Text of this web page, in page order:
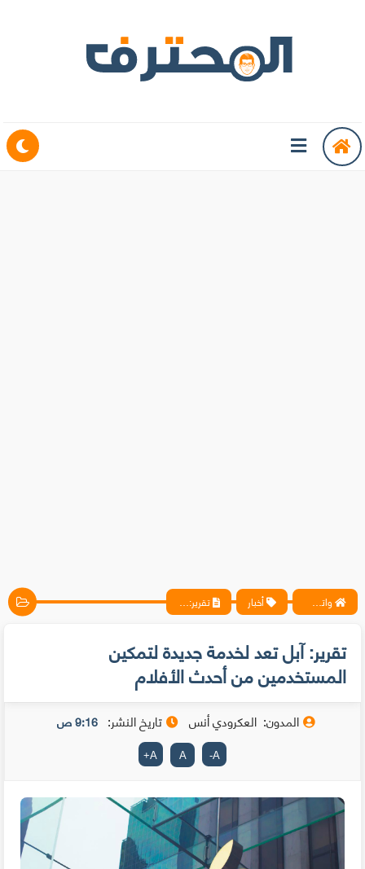
واتس آب ، فيسبوك ، أنترنت ، شروحات تقنية حصرية - المحترف أخبار تقرير: آبل تعد لخدمة جديدة لتمكين المستخدمين من أحدث الأفلام
تقرير: آبل تعد لخدمة جديدة لتمكين
المستخدمين من أحدث الأفلام
المدون: العكرودي أنس تاريخ النشر: 9:16 ص
A
-
A
A
+